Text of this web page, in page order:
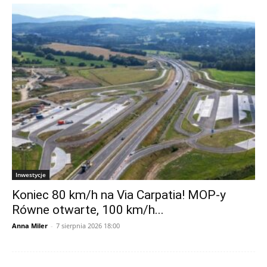
Inwestycje
Koniec 80 km/h na Via Carpatia! MOP-y
Równe otwarte, 100 km/h...
Anna Miler - 7 sierpnia 2026 18:00